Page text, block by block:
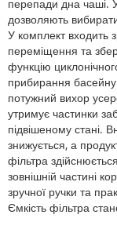
перепади дна чаші.
дозволяють
У комплект входить
переміщення та
функцію
прибирання
потужний вихор
утримує частинки
підвішеному стані.
знижується, а
фільтра
зовнішній частині
зручної ручки та
Ємкість фільтра